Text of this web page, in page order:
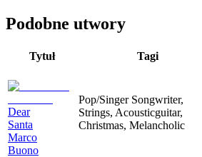
Podobne utwory
Tytuł Tagi
Dear
Santa
Marco
Buono
Pop/Singer Songwriter,
Strings, Acousticguitar,
Christmas, Melancholic